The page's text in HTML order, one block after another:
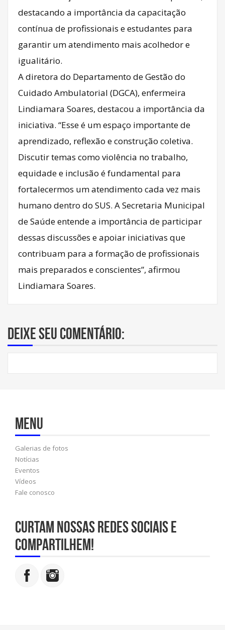
destacando a importância da capacitação
contínua de profissionais e estudantes para
garantir um atendimento mais acolhedor e
igualitário.
A diretora do Departamento de Gestão do
Cuidado Ambulatorial (DGCA), enfermeira
Lindiamara Soares, destacou a importância da
iniciativa. “Esse é um espaço importante de
aprendizado, reflexão e construção coletiva.
Discutir temas como violência no trabalho,
equidade e inclusão é fundamental para
fortalecermos um atendimento cada vez mais
humano dentro do SUS. A Secretaria Municipal
de Saúde entende a importância de participar
dessas discussões e apoiar iniciativas que
contribuam para a formação de profissionais
mais preparados e conscientes”, afirmou
Lindiamara Soares.
Deixe seu comentário:
Menu
Galerias de fotos
Notícias
Eventos
Vídeos
Fale conosco
Curtam nossas redes sociais e
compartilhem!